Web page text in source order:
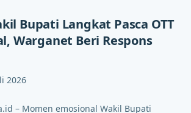
Bupati Langkat Pasca OTT
Warganet Beri Respons
2026
– Momen emosional Wakil Bupati